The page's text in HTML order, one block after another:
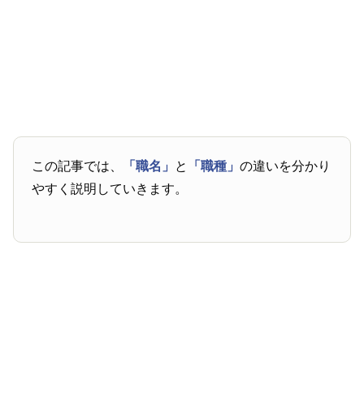
この記事では、 「職名」 と 「職種」の違いを分かり
やすく説明していきます。